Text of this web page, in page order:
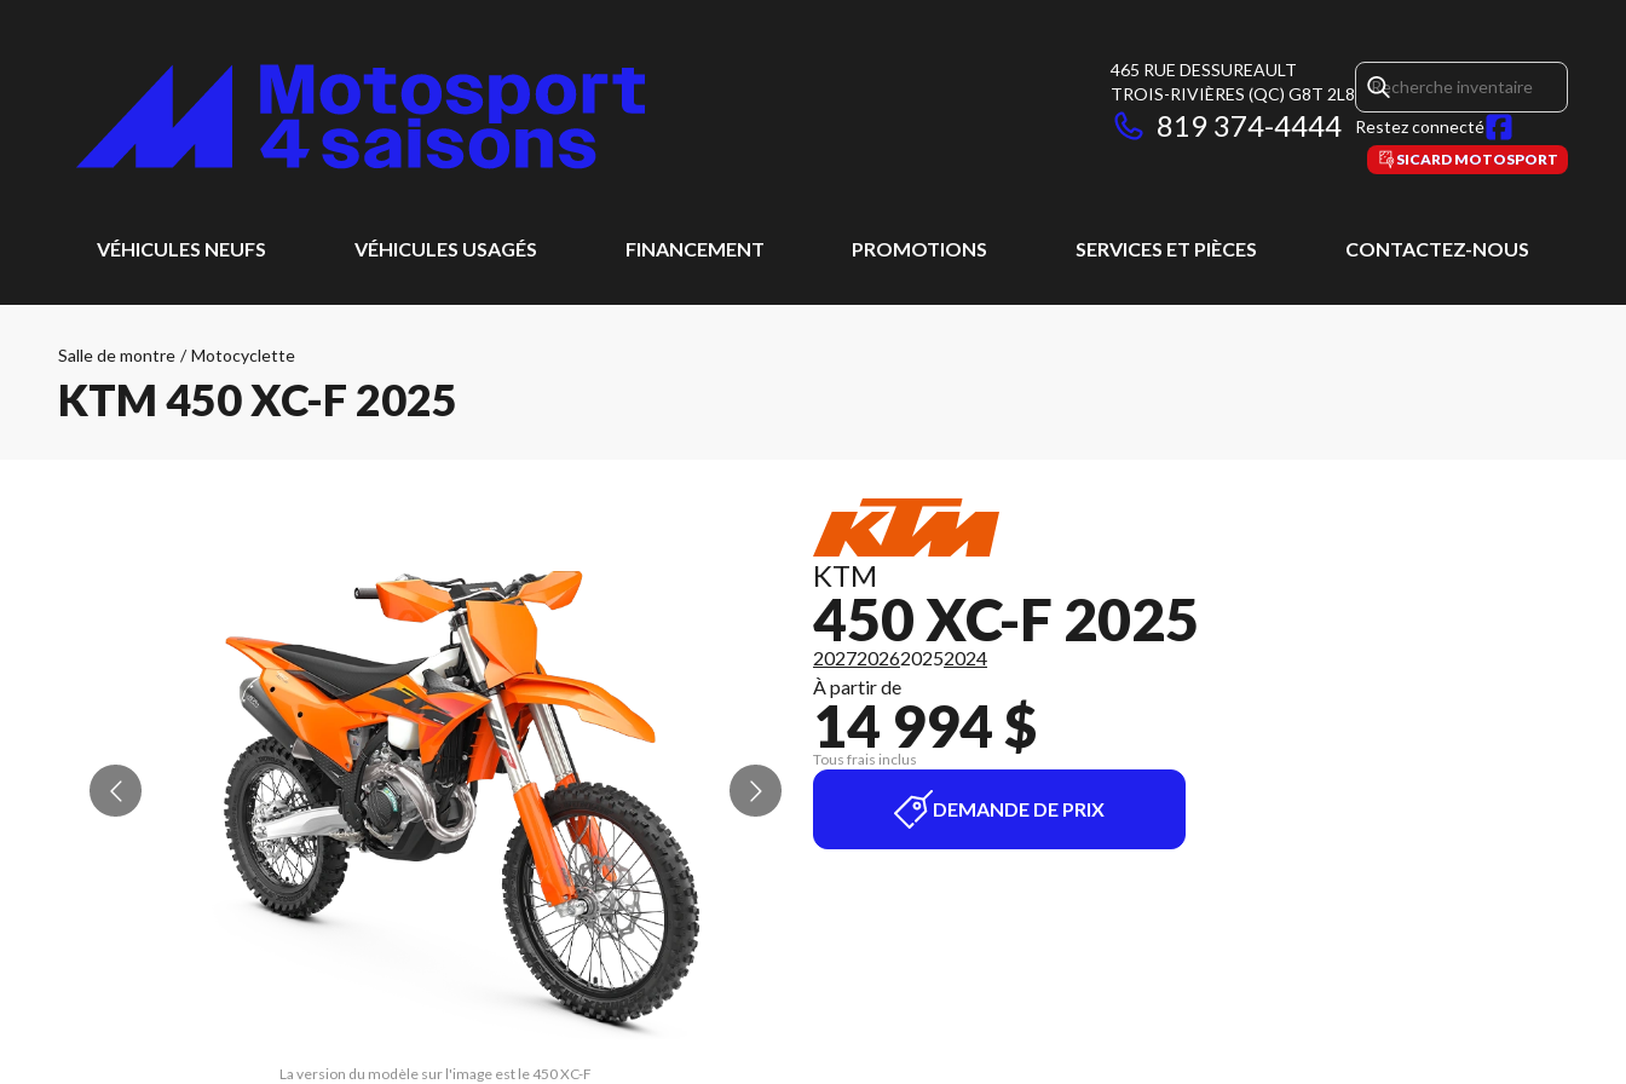
465 RUE DESSUREAULT
TROIS-RIVIÈRES (QC) G8T 2L8
819 374-4444 Restez connecté
SICARD MOTOSPORT
VÉHICULES NEUFS VÉHICULES USAGÉS FINANCEMENT PROMOTIONS SERVICES ET PIÈCES CONTACTEZ-NOUS
Salle de montre / Motocyclette
KTM 450 XC-F 2025
La version du modèle sur l'image est le 450 XC-F
KTM
450 XC-F 2025
2027202620252024
À partir de
14 994 $
Tous frais inclus
DEMANDE DE PRIX